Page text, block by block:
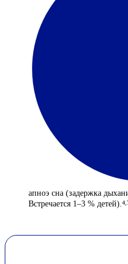
апноэ сна (задержка
Встречается 1–3 % детей).